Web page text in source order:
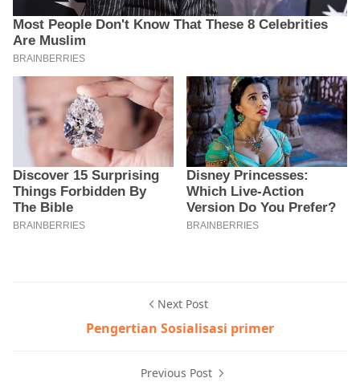
Next Post
Pengertian Sosialisasi primer
Previous Post